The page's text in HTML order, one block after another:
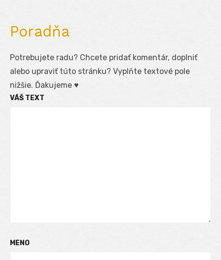
Poradňa
Potrebujete radu? Chcete pridať komentár, doplniť
alebo upraviť túto stránku? Vyplňte textové pole
nižšie. Ďakujeme ♥
VÁŠ TEXT
MENO